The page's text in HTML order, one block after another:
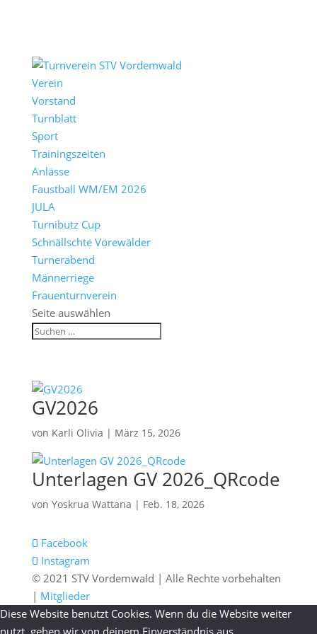
Verein
Vorstand
Turnblatt
Sport
Trainingszeiten
Anlässe
Faustball WM/EM 2026
JULA
Turnibutz Cup
Schnällschte Vorewälder
Turnerabend
Männerriege
Frauenturnverein
Seite auswählen
GV2026
von Karli Olivia | März 15, 2026
Unterlagen GV 2026_QRcode
von Yoskrua Wattana | Feb. 18, 2026
Facebook
Instagram
© 2021 STV Vordemwald | Alle Rechte vorbehalten
| Mitglieder
Diese Website benutzt Cookies. Wenn du die Website weiter
nutzt, gehen wir von deinem Einverständnis aus.